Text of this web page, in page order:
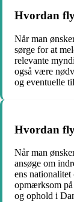
Hvordan
Når man
sørge for at
relevante
også være
og eventuelle
Hvordan
Når man
ansøge om
ens
opmærksom
og ophold i